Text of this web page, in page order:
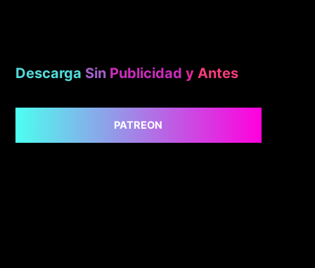
Descarga Sin Publicidad y Antes
PATREON